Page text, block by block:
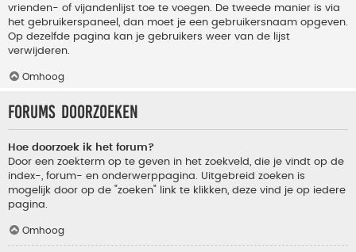
vrienden- of vijandenlijst toe te voegen. De tweede manier is via
het gebruikerspaneel, dan moet je een gebruikersnaam opgeven.
Op dezelfde pagina kan je gebruikers weer van de lijst
verwijderen.
Omhoog
Forums doorzoeken
Hoe doorzoek ik het forum?
Door een zoekterm op te geven in het zoekveld, die je vindt op de
index-, forum- en onderwerppagina. Uitgebreid zoeken is
mogelijk door op de "zoeken" link te klikken, deze vind je op iedere
pagina.
Omhoog